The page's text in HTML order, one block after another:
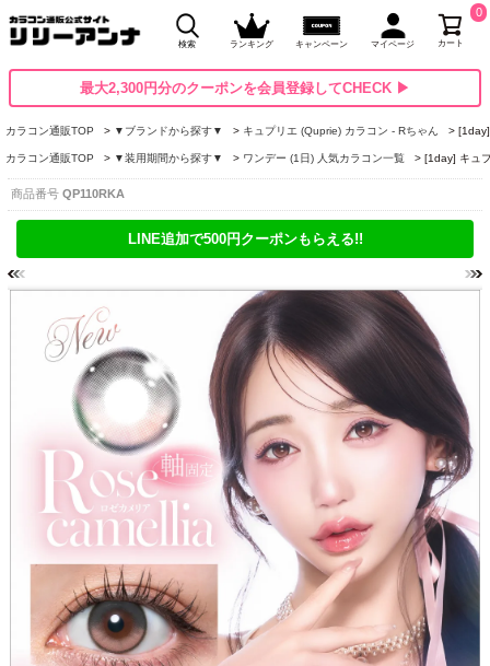
検索 ランキング キャンペーン マイページ カート
0
最大2,300円分のクーポンを会員登録してCHECK ▶
カラコン通販TOP ▼ブランドから探す▼ キュプリエ (Quprie) カラコン - Rちゃん
カラコン通販TOP ▼装用期間から探す▼ ワンデー (1日) 人気カラコン一覧 [1day] キュ
商品番号 QP110RKA
LINE追加で500円クーポンもらえる!!